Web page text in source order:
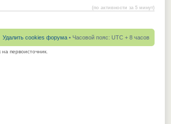
(по активности за 5 минут)
Удалить cookies форума • Часовой пояс: UTC + 8 часов
первоисточник.